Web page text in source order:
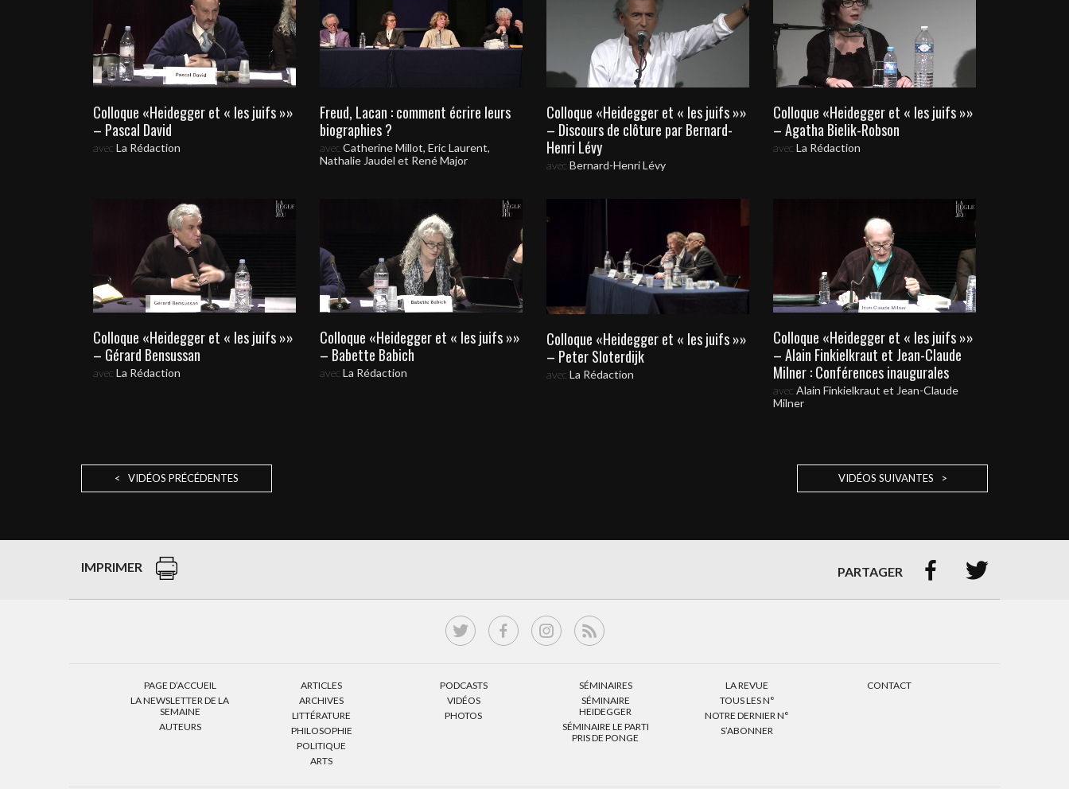
Colloque «Heidegger et « les juifs »»
– Pascal David
avec La Rédaction
Freud, Lacan : comment écrire leurs
biographies ?
avec Catherine Millot, Eric Laurent,
Nathalie Jaudel et René Major
Colloque «Heidegger et « les juifs »»
– Discours de clôture par Bernard-
Henri Lévy
avec Bernard-Henri Lévy
Colloque «Heidegger et « les juifs »»
– Agatha Bielik-Robson
avec La Rédaction
Colloque «Heidegger et « les juifs »»
– Gérard Bensussan
avec La Rédaction
Colloque «Heidegger et « les juifs »»
– Babette Babich
avec La Rédaction
Colloque «Heidegger et « les juifs »»
– Peter Sloterdijk
avec La Rédaction
Colloque «Heidegger et « les juifs »»
– Alain Finkielkraut et Jean-Claude
Milner : Conférences inaugurales
avec Alain Finkielkraut et Jean-Claude
Milner
< VIDÉOS PRÉCÉDENTES VIDÉOS SUIVANTES >
IMPRIMER PARTAGER  
PAGE D’ACCUEIL
LA NEWSLETTER DE LA
SEMAINE
AUTEURS
ARTICLES
ARCHIVES
LITTÉRATURE
PHILOSOPHIE
POLITIQUE
ARTS
PODCASTS
VIDÉOS
PHOTOS
SÉMINAIRES
SÉMINAIRE
HEIDEGGER
SÉMINAIRE LE PARTI
PRIS DE PONGE
LA REVUE
TOUS LES N°
NOTRE DERNIER N°
S’ABONNER
CONTACT